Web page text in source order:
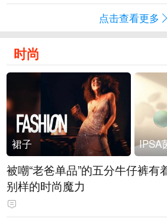
点击查看更多
时尚
裙子
被嘲“老爸单品”的五分牛仔裤有
别样的时尚魔力